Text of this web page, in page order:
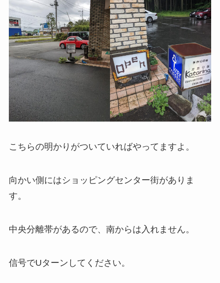
こちらの明かりがついていればやってますよ。
向かい側にはショッピングセンター街がありま
す。
中央分離帯があるので、南からは入れません。
信号でUターンしてください。